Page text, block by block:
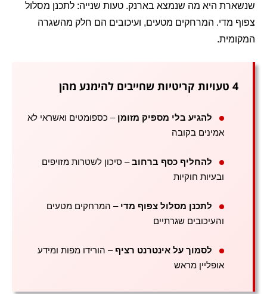
שנשארת היא מה שנמצא בארנק. טעות שנייה: לתכנן מסלול
צפוף מדי. המרחקים מטעים, ועיכובים הם חלק מהשגרה
המקומית.
4 טעויות קריטיות שחייבים להימנע מהן
להגיע בלי מספיק מזומן – כספומטים ואשראי לא
אמינים בקובה
להחליף כסף ברחוב– סיכון לשטרות מזויפים
ובעיות חוקיות
לתכנן מסלול צפוף מדי – המרחקים מטעים
והעיכובים שגרתיים
לסמוך על אינטרנט רציף – הורידו מפות ומידע
אופליין מראש